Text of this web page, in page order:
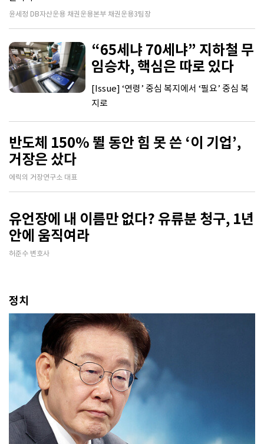
윤세정 DB자산운용 채권운용본부 채권운용3팀장
“65세냐 70세냐” 지하철 무
임승차, 핵심은 따로 있다
[Issue] ‘연령’ 중심 복지에서 ‘필요’ 중심 복
지로
반도체 150% 뛸 동안 힘 못 쓴 ‘이 기업’,
거장은 샀다
에릭의 거장연구소 대표
유언장에 내 이름만 없다? 유류분 청구, 1년
안에 움직여라
허준수 변호사
정치